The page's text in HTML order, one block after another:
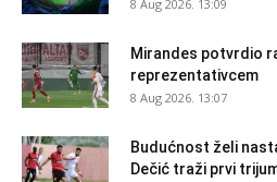
8 Aug 2026. 13:09
Mirandes potvrdio
reprezentativcem
8 Aug 2026. 13:07
Budućnost želi
Dečić traži prvi